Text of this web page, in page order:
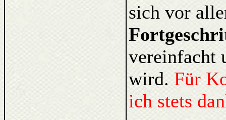
sich vor
vereinfacht
wird. Für
ich stets